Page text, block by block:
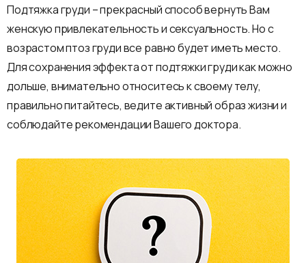
Подтяжка груди – прекрасный способ вернуть Вам
женскую привлекательность и сексуальность. Но с
возрастом птоз груди все равно будет иметь место.
Для сохранения эффекта от подтяжки груди как можно
дольше, внимательно относитесь к своему телу,
правильно питайтесь, ведите активный образ жизни и
соблюдайте рекомендации Вашего доктора.